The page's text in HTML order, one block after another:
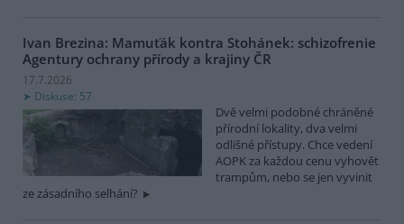
Ivan Brezina: Mamuťák kontra Stohánek: schizofrenie
Agentury ochrany přírody a krajiny ČR
17.7.2026
Diskuse: 57
Dvě velmi podobné chráněné
přírodní lokality, dva velmi
odlišné přístupy. Chce vedení
AOPK za každou cenu vyhovět
trampům, nebo se jen vyvinit
ze zásadního selhání?